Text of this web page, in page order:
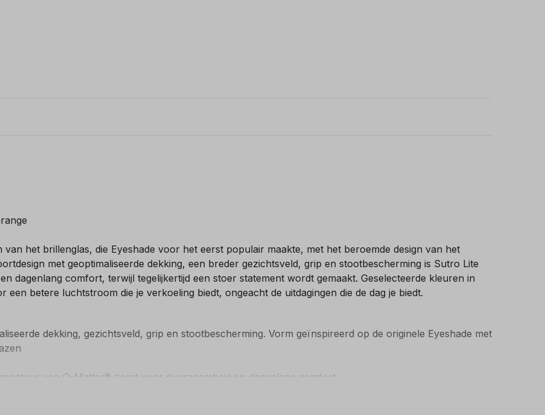
het brillenglas, die Eyeshade voor het eerst populair maakte, met het beroemde design van het
met geoptimaliseerde dekking, een breder gezichtsveld, grip en stootbescherming is Sutro Lite
dagenlang comfort, terwijl tegelijkertijd een stoer statement wordt gemaakt. Geselecteerde kleuren in
een betere luchtstroom die je verkoeling biedt, ongeacht de uitdagingen die de dag je biedt.
dekking, gezichtsveld, grip en stootbescherming. Vorm geïnspireerd op de originele Eyeshade met
van O-Matter® zorgt voor duurzaamheid en dagenlang comfort